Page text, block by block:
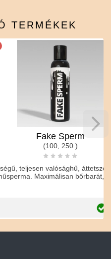
TERMÉKEK
áttetsző, fehér színű,gél
bőrbarát, természetes
3 690 Ft